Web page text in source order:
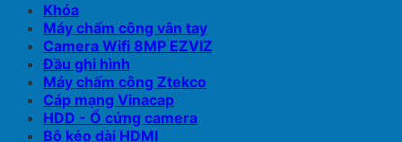
Khóa
Máy chấm công vân tay
Camera Wifi 8MP EZVIZ
Đầu ghi hình
Máy chấm công Ztekco
Cáp mạng Vinacap
HDD - Ổ cứng camera
Bộ kéo dài HDMI